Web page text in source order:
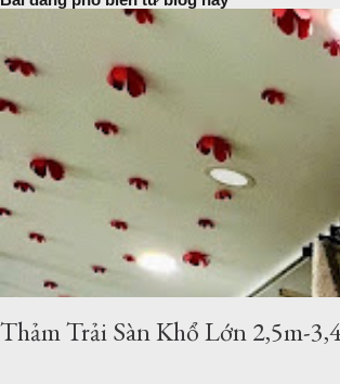
Thảm Trải Sàn Khổ Lớn 2,5m-